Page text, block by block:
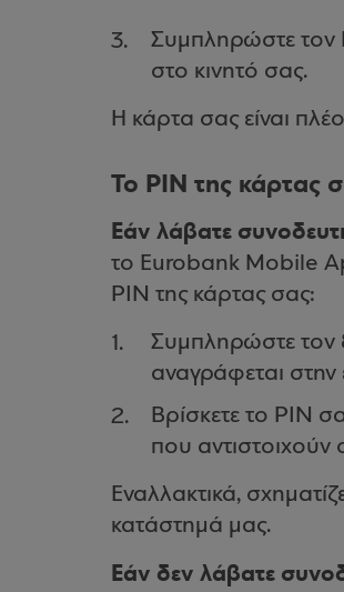
Συμπληρώστε τον
στο κινητό σας.
Η κάρτα σας είναι
Το PIN της κάρτας
Εάν λάβατε
το Eurobank Mobile
PIN της κάρτας σας:
Συμπληρώστε τον
αναγράφεται στην
Βρίσκετε το PIN
που
Εναλλακτικά,
κατάστημά μας.
Εάν δεν λάβατε